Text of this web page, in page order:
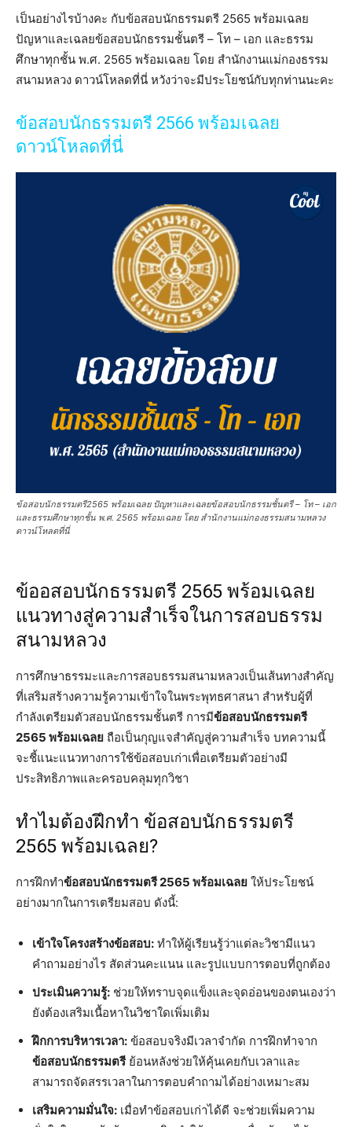
เป็นอย่างไรบ้างคะ กับข้อสอบนักธรรมตรี 2565 พร้อมเฉลย
ปัญหาและเฉลยข้อสอบนักธรรมชั้นตรี – โท – เอก และธรรม
ศึกษาทุกชั้น พ.ศ. 2565 พร้อมเฉลย โดย สำนักงานแม่กองธรรม
สนามหลวง ดาวน์โหลดที่นี่ หวังว่าจะมีประโยชน์กับทุกท่านนะคะ
ข้อสอบนักธรรมตรี 2566 พร้อมเฉลย
ดาวน์โหลดที่นี่
ข้อสอบนักธรรมตรี2565 พร้อมเฉลย ปัญหาและเฉลยข้อสอบนักธรรมชั้นตรี – โท – เอก
และธรรมศึกษาทุกชั้น พ.ศ. 2565 พร้อมเฉลย โดย สำนักงานแม่กองธรรมสนามหลวง
ดาวน์โหลดที่นี่
ข้ออสอบนักธรรมตรี 2565 พร้อมเฉลย
แนวทางสู่ความสำเร็จในการสอบธรรม
สนามหลวง
การศึกษาธรรมะและการสอบธรรมสนามหลวงเป็นเส้นทางสำคัญ
ที่เสริมสร้างความรู้ความเข้าใจในพระพุทธศาสนา สำหรับผู้ที่
กำลังเตรียมตัวสอบนักธรรมชั้นตรี การมีข้อสอบนักธรรมตรี
2565 พร้อมเฉลย ถือเป็นกุญแจสำคัญสู่ความสำเร็จ บทความนี้
จะชี้แนะแนวทางการใช้ข้อสอบเก่าเพื่อเตรียมตัวอย่างมี
ประสิทธิภาพและครอบคลุมทุกวิชา
ทำไมต้องฝึกทำ ข้อสอบนักธรรมตรี
2565 พร้อมเฉลย?
การฝึกทำข้อสอบนักธรรมตรี 2565 พร้อมเฉลย ให้ประโยชน์
อย่างมากในการเตรียมสอบ ดังนี้:
เข้าใจโครงสร้างข้อสอบ: ทำให้ผู้เรียนรู้ว่าแต่ละวิชามีแนว
คำถามอย่างไร สัดส่วนคะแนน และรูปแบบการตอบที่ถูกต้อง
ประเมินความรู้: ช่วยให้ทราบจุดแข็งและจุดอ่อนของตนเองว่า
ยังต้องเสริมเนื้อหาในวิชาใดเพิ่มเติม
ฝึกการบริหารเวลา: ข้อสอบจริงมีเวลาจำกัด การฝึกทำจาก
ข้อสอบนักธรรมตรีย้อนหลังช่วยให้คุ้นเคยกับเวลาและ
สามารถจัดสรรเวลาในการตอบคำถามได้อย่างเหมาะสม
เสริมความมั่นใจ: เมื่อทำข้อสอบเก่าได้ดี จะช่วยเพิ่มความ